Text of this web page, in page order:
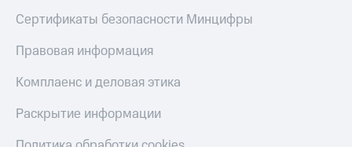
Сертификаты безопасности Минцифры
Правовая информация
Комплаенс и деловая этика
Раскрытие информации